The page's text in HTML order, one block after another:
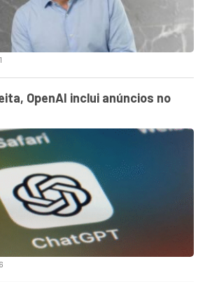
OpenAI inclui anúncios no